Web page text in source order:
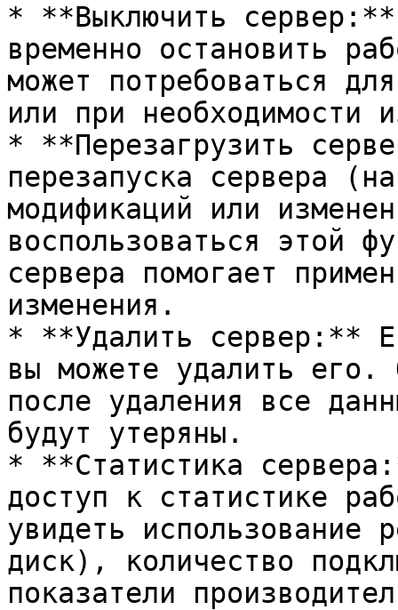
* **Выключить сервер:**
временно остановить
может потребоваться
или при необходимости
* **Перезагрузить
перезапуска сервера
модификаций или
воспользоваться этой
сервера помогает
изменения.
* **Удалить сервер:**
вы можете удалить его.
после удаления все
будут утеряны.
* **Статистика
доступ к статистике
увидеть использование
диск), количество
показатели